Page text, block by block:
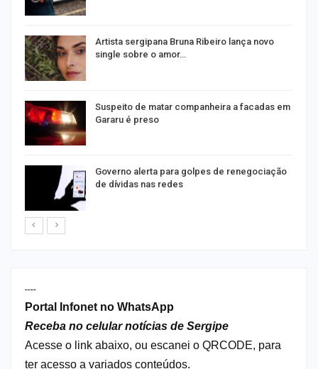
Artista sergipana Bruna Ribeiro lança novo
single sobre o amor…
Suspeito de matar companheira a facadas em
Gararu é preso
Governo alerta para golpes de renegociação
de dívidas nas redes
----
Portal Infonet no WhatsApp
Receba no celular notícias de Sergipe
Acesse o link abaixo, ou escanei o QRCODE, para
ter acesso a variados conteúdos.